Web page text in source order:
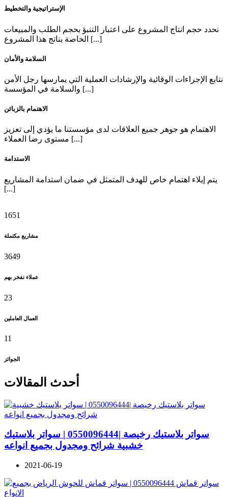
الإستراتيجية والتخطيط
نحدد حجم انتاج المشروع على اعتبار التنبؤ بحجم الطلب والمبيعات
الخاصة بناتج هذا المشروع [...]
السلامة والأمان
نتابع الإجراءات الوقائية والإرشادات العملية التي يمارسها رجل الأمن
والسلامة في المؤسسة [...]
الاهتمام بالزبائن
الاهتمام هو جوهر جميع العلاقات لدى مؤسستنا ما يؤدي إلى تعزيز
مستوى رضا العملاء [...]
الاستدامة
يتم إيلاء اهتمام خاص للهدف المتمثل في ضمان استدامة المشاريع
[...]
1651
مشاريع مكتملة
3649
عملاء نفخر بهم
23
العمال العاملين
11
الجوائز
أحدث المقالات
سواتر بلاستيك رخيصة |0550096444 | سواتر بلاستيك
خشبية شرائح ومجدول بجميع انواعه
2021-06-19